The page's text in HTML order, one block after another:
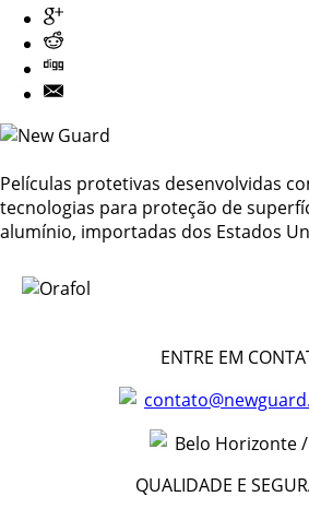
Películas protetivas desenvolvidas
tecnologias para proteção de
alumínio, importadas dos Estados
ENTRE EM
Belo Horizonte
QUALIDADE E